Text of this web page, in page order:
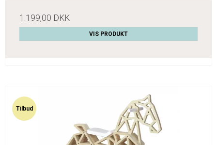
1.199,00 DKK
VIS PRODUKT
Tilbud